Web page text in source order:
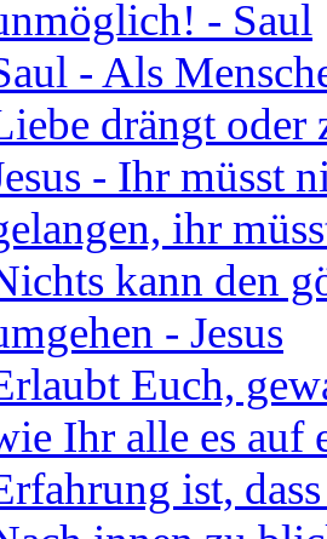
- Saul
- Als
drängt oder
- Ihr müsst
ihr
kann den
- Jesus
Euch,
Ihr alle es auf
ist,